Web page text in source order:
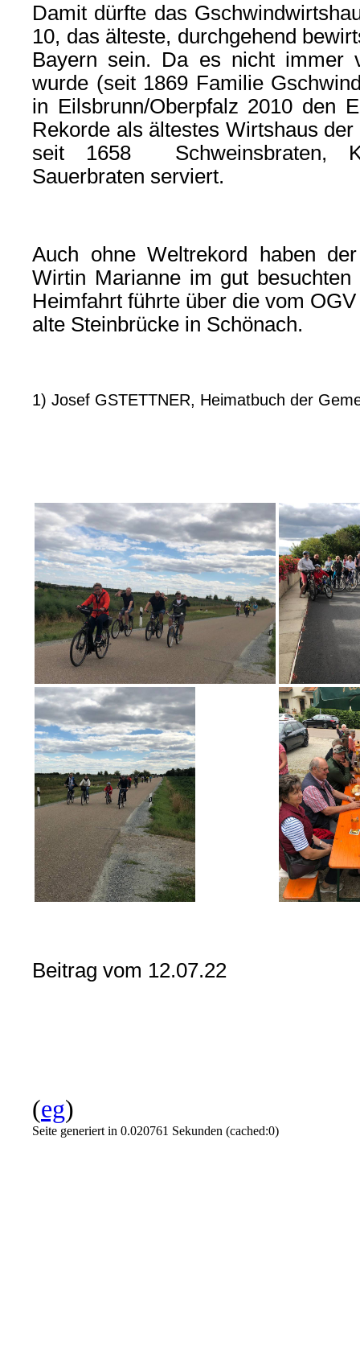
Damit dürfte das
10, das älteste, durchgehend
Bayern sein. Da es nicht immer
wurde (seit 1869 Familie
in Eilsbrunn/Oberpfalz 2010 den
Rekorde als ältestes Wirtshaus
seit 1658 Schweinsbraten,
Sauerbraten serviert.
Auch ohne Weltrekord haben
Wirtin Marianne im gut
Heimfahrt führte über die vom
alte Steinbrücke in Schönach.
1) Josef GSTETTNER, Heimatbuch der
Beitrag vom 12.07.22
(eg)
Seite generiert in 0.020761 Sekunden (cached:0)